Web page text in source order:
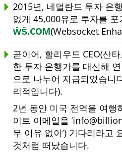
2015년, 네덜란드 투자 은행
없게 45,000유로 투자를
ŴŠ.COM(Websocket
곧이어, 할리우드 CEO(산
한 투자 은행가를 대신해
으로 나누어 지급되었습니
리적입니다).
2년 동안 미국 전역을 여행
이트 이메일을
무 이유 없이 ) 기다리라고
것처럼 떠났습니다.